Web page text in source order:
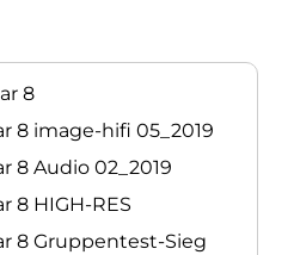
8
8 image-hifi 05_2019
8 Audio 02_2019
8 HIGH-RES
8 Gruppentest-Sieg